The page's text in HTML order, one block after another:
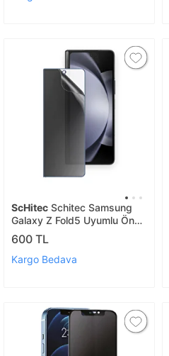
ScHitec Schitec Samsung
Galaxy Z Fold5 Uyumlu Ön
Yüzey Hayalet Privacy
Hidrojel Ekran Koruyucu
600 TL
Kargo Bedava